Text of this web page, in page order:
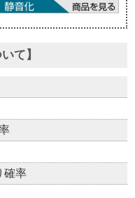
て】
確率